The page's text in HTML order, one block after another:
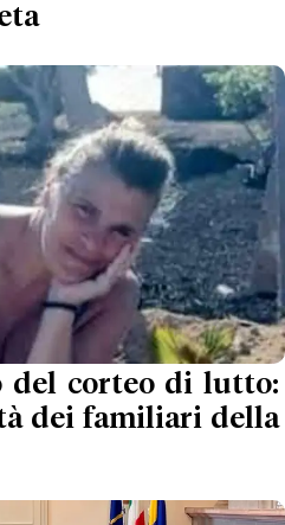
del corteo di lutto:
dei familiari della